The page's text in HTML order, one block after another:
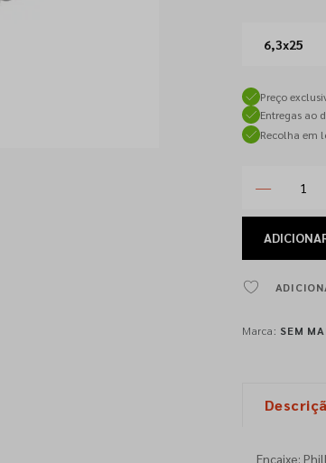
6,3x25
Preço
Entregas ao
Recolha em
Marca: SEM
Encaixe: